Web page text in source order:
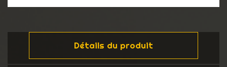
Détails du produit